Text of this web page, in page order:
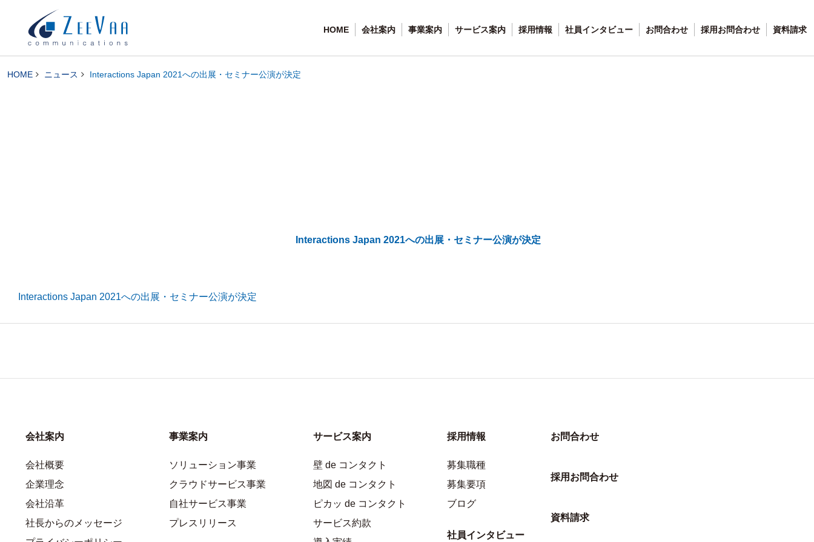
HOME 会社案内 事業案内 サービス案内 採用情報 社員インタビュー お問合わせ 採用お問合わせ 資料請求
HOME ニュース Interactions Japan 2021への出展・セミナー公演が決定
Interactions Japan 2021への出展・セミナー公演が決定
Interactions Japan 2021への出展・セミナー公演が決定
会社案内
会社概要
企業理念
会社沿革
社長からのメッセージ
事業案内
ソリューション事業
クラウドサービス事業
自社サービス事業
プレスリリース
サービス案内
壁 de コンタクト
地図 de コンタクト
ピカッ de コンタクト
サービス約款
採用情報
募集職種
募集要項
ブログ
社員インタビュー
お問合わせ
採用お問合わせ
資料請求